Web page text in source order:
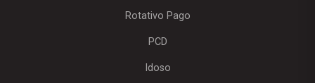
Rotativo Pago
PCD
Idoso